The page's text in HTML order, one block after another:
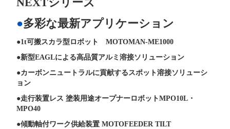
多彩な最新アプリケーション
1t可搬スカラ型ロボット MOTOMAN-ME1000
新型EAGLによる高品質アルミ溶接ソリューション
カーボンニュートラルに貢献するスポット溶接ソリューシ
ョン
走行装置レス 塗装用途オープナーロボットMPO10L・
MPO40
傾動軸付ワーク供給装置 MOTOFEEDER TILT